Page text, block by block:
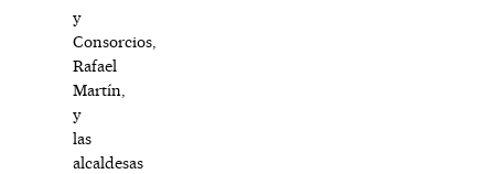
y
Consorcios,
Rafael
Martín,
y
las
alcaldesas